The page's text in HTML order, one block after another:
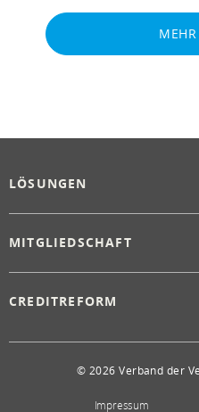
LÖSUNGEN
MITGLIEDSCHAFT
CREDITREFORM
© 2026 Verband der
Impressum